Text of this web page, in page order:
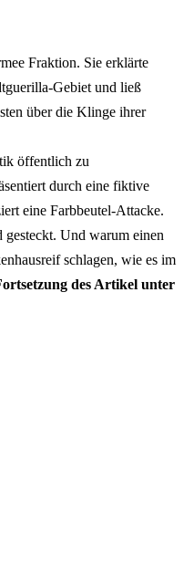
Fraktion. Sie erklärte
Gebiet und ließ
über die Klinge ihrer
öffentlich zu
durch eine fiktive
eine Farbbeutel-Attacke.
Und warum einen
schlagen, wie es im
des Artikel unter